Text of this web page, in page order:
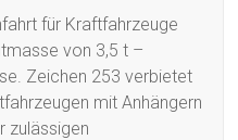
für Kraftfahrzeuge
von 3,5 t –
Zeichen 253 verbietet
mit Anhängern
zulässigen